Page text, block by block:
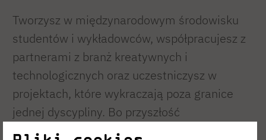
Tworzysz w międzynarodowym środowisku
studentów i wykładowców, współpracujesz z
partnerami z branż kreatywnych i
technologicznych oraz uczestniczysz w
projektach, które wykraczają poza granice
jednej dyscypliny. Bo przyszłość
projektowania powstaje tam, gdzie spotykają